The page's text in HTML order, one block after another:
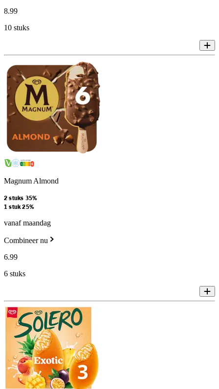
8.99
10 stuks
Magnum Almond
2 stuks 35%
1 stuk 25%
vanaf maandag
Combineer nu
6.99
6 stuks